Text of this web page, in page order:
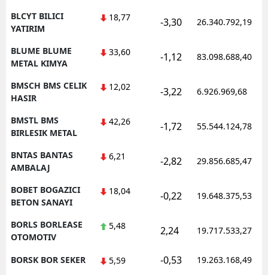
BLCYT BILICI
YATIRIM
18,77 -3,30 26.340.792,19
BLUME BLUME
METAL KIMYA
33,60 -1,12 83.098.688,40
BMSCH BMS CELIK
HASIR
12,02 -3,22 6.926.969,68
BMSTL BMS
BIRLESIK METAL
42,26 -1,72 55.544.124,78
BNTAS BANTAS
AMBALAJ
6,21 -2,82 29.856.685,47
BOBET BOGAZICI
BETON SANAYI
18,04 -0,22 19.648.375,53
BORLS BORLEASE
OTOMOTIV
5,48 2,24 19.717.533,27
BORSK BOR SEKER 5,59 -0,53 19.263.168,49